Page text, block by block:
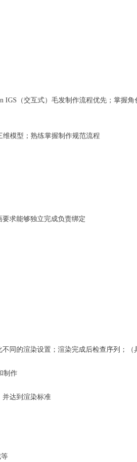
IGS（交互式）毛发制作流程优先；掌握角
维模型；熟练掌握制作规范流程
求能够独立完成负责绑定
同的渲染设置；渲染完成后检查序列；（
制作
并达到渲染标准